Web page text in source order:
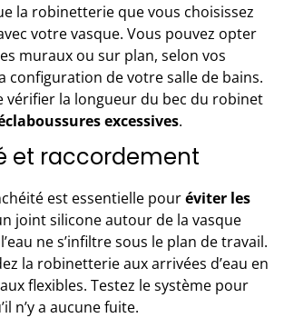
la robinetterie que vous choisissez
votre vasque. Vous pouvez opter
muraux ou sur plan, selon vos
configuration de votre salle de bains.
vérifier la longueur du bec du robinet
excessives.
et raccordement
est essentielle pouréviter les
joint silicone autour de la vasque
ne s’infiltre sous le plan de travail.
la robinetterie aux arrivées d’eau en
flexibles. Testez le système pour
n’y a aucune fuite.